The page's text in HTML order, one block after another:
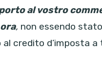
al vostro
, non essendo
credito d’imposta